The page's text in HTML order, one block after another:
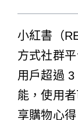
小紅書（
方式社群
用戶超過
能，使用
享購物心